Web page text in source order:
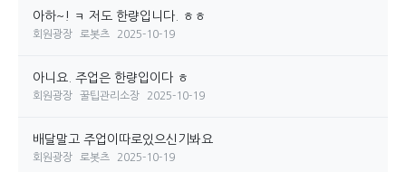
아하~! ㅋ 저도 한량입니다. ㅎㅎ
회원광장 로봇츠 2025-10-19
아니요. 주업은 한량입이다 ㅎ
회원광장 꿀팁관리소장 2025-10-19
배달말고 주업이따로있으신기봐요
회원광장 로봇츠 2025-10-19